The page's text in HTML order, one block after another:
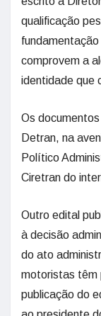
qualificação
comprovem a
identidade que
Os
Detran, na
Político
Ciretran do
Outro edital
à decisão
do ato
motoristas têm
publicação do